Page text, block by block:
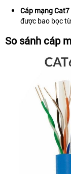
Cáp mạng Cat7
được bao bọc
So sánh cáp